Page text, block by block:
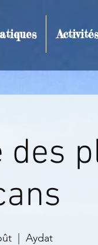
Activités
  |
Aydat